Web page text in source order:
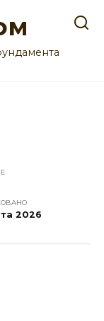
2026